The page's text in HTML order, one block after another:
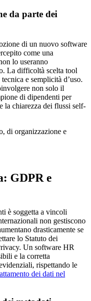
da parte dei
di un nuovo software
come una
lo useranno
La difficoltà scelta tool
e semplicità d’uso.
non solo il
di dipendenti per
la chiarezza dei flussi self-
di organizzazione e
GDPR e
è soggetta a vincoli
non gestiscono
drasticamente se
lo Statuto dei
Un software HR
e la corretta
rispettando le
dei dati nel